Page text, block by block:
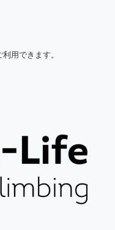
用できます。